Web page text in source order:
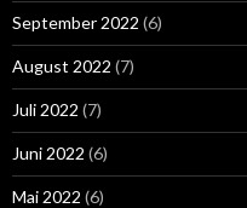
September 2022 (6)
August 2022 (7)
Juli 2022 (7)
Juni 2022 (6)
Mai 2022 (6)